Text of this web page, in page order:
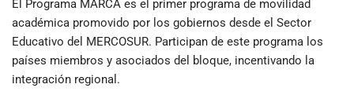
El Programa MARCA es el primer programa de movilidad
académica promovido por los gobiernos desde el Sector
Educativo del MERCOSUR. Participan de este programa los
países miembros y asociados del bloque, incentivando la
integración regional.